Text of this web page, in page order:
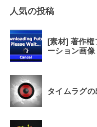
人気の投稿
[素材] 著作
ーション画像
タイムラグ